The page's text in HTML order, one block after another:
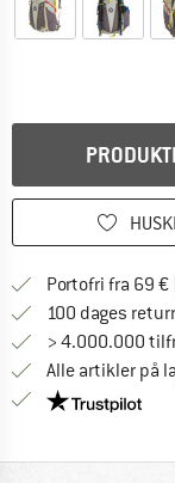
Portofri fra 69 €
100 dages
> 4.000.000
Alle artikler på
Vi